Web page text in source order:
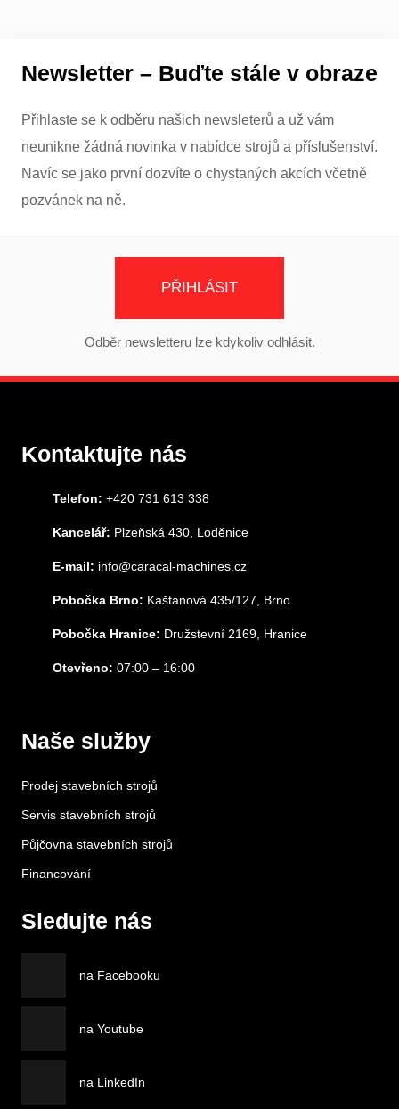
Newsletter – Buďte stále v obraze
Přihlaste se k odběru našich newsleterů a už vám
neunikne žádná novinka v nabídce strojů a příslušenství.
Navíc se jako první dozvíte o chystaných akcích včetně
pozvánek na ně.
PŘIHLÁSIT
Odběr newsletteru lze kdykoliv odhlásit.
Kontaktujte nás
Telefon: +420 731 613 338
Kancelář: Plzeňská 430, Loděnice
E-mail: info@caracal-machines.cz
Pobočka Brno: Kaštanová 435/127, Brno
Pobočka Hranice: Družstevní 2169, Hranice
Otevřeno: 07:00 – 16:00
Naše služby
Prodej stavebních strojů
Servis stavebních strojů
Půjčovna stavebních strojů
Financování
Sledujte nás
na Facebooku
na Youtube
na LinkedIn